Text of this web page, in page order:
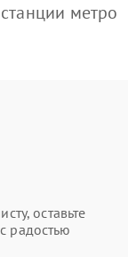
метро
оставьте
радостью